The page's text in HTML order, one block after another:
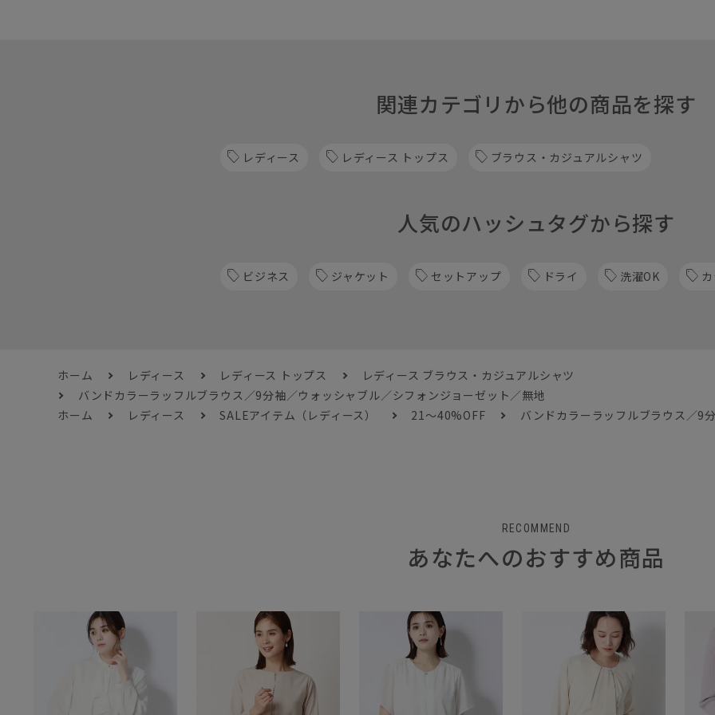
関連カテゴリから他の商品を探す
レディース レディース トップス ブラウス・カジュアルシャツ
人気のハッシュタグから探す
ビジネス ジャケット セットアップ ドライ 洗濯OK
ホーム レディース レディース トップス
レディース ブラウス・カジュアルシャツ
バンドカラーラッフルブラウス／9分袖／ウォッシャブル／シフォンジョーゼット／無地
ホーム
レディース SALEアイテム（レディース） 21～40%OFF バンドカラーラッフルブラウス／9
RECOMMEND
あなたへのおすすめ商品